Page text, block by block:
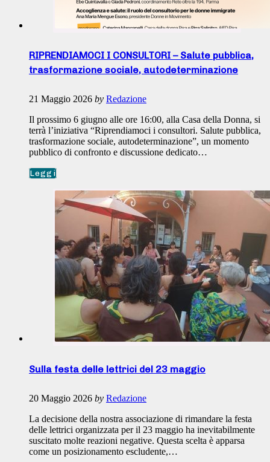
RIPRENDIAMOCI I CONSULTORI – Salute pubblica,
trasformazione sociale, autodeterminazione
21 Maggio 2026 by Redazione
Il prossimo 6 giugno alle ore 16:00, alla Casa della Donna, si
terrà l’iniziativa “Riprendiamoci i consultori. Salute pubblica,
trasformazione sociale, autodeterminazione”, un momento
pubblico di confronto e discussione dedicato…
Leggi
Sulla festa delle lettrici del 23 maggio
20 Maggio 2026 by Redazione
La decisione della nostra associazione di rimandare la festa
delle lettrici organizzata per il 23 maggio ha inevitabilmente
suscitato molte reazioni negative. Questa scelta è apparsa
come un posizionamento escludente,…